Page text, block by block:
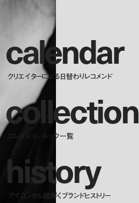
calendar
クリエイターによる日替わりレコメンド
collection
コレクションルック一覧
history
アイコンから紐解くブランドヒストリー